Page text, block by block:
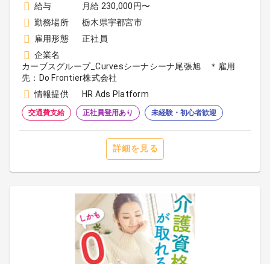
給与
月給 230,000円〜
勤務場所
栃木県宇都宮市
雇用形態
正社員
企業名
カーブスグループ_Curvesシーナシーナ尾張旭 ＊雇用
先：Do Frontier株式会社
情報提供
HR Ads Platform
交通費支給 正社員登用あり 未経験・初心者歓迎
詳細を見る